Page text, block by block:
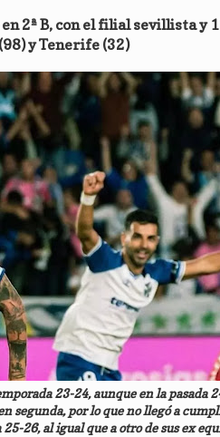
2ª B, con el filial sevillista y
y Tenerife (32)
23-24, aunque en la pasada
segunda, por lo que no llegó a
26, al igual que a otro de sus ex